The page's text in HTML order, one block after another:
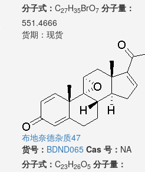
分子式： C27H35BrO7 分子量：
551.4666
货期： 现货
布地奈德杂质47
货号： BDND065 Cas 号： NA
分子式： C23H26O5 分子量：